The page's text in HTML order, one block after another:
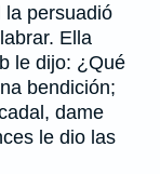
la persuadió
Ella
le dijo: ¿Qué
bendición;
dame
le dio las